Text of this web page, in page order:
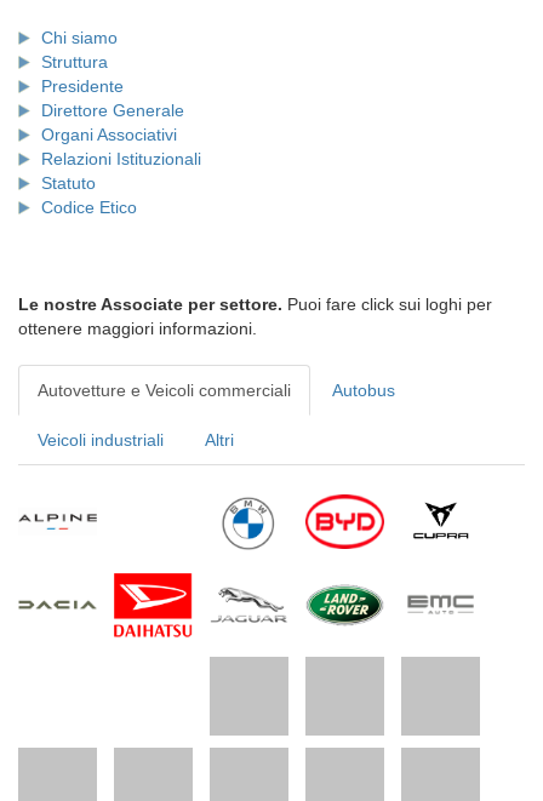
Chi siamo
Struttura
Presidente
Direttore Generale
Organi Associativi
Relazioni Istituzionali
Statuto
Codice Etico
Le nostre Associate per settore. Puoi fare click sui loghi per
ottenere maggiori informazioni.
Autovetture e Veicoli commerciali Autobus
Veicoli industriali Altri